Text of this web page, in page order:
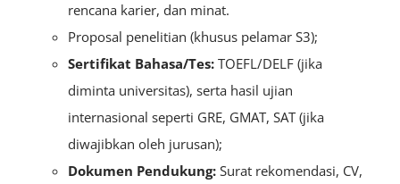
rencana karier, dan minat.
Proposal penelitian (khusus pelamar S3);
Sertifikat Bahasa/Tes: TOEFL/DELF (jika
diminta universitas), serta hasil ujian
internasional seperti GRE, GMAT, SAT (jika
diwajibkan oleh jurusan);
Dokumen Pendukung: Surat rekomendasi, CV,